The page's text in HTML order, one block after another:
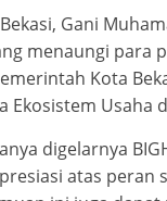
Gani
menaungi para
Kota
Ekosistem Usaha
digelarnya
atas